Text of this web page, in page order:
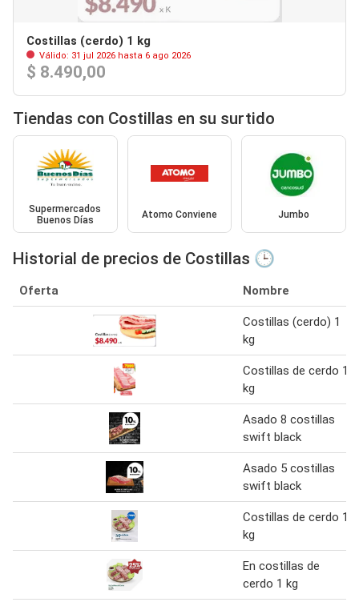
Costillas (cerdo) 1 kg
Válido: 31 jul 2026 hasta 6 ago 2026
$ 8.490,00
Tiendas con Costillas en su surtido
Supermercados
Buenos Días
Atomo Conviene Jumbo
Historial de precios de Costillas 🕒
Oferta Nombre
Costillas (cerdo) 1
kg
Costillas de cerdo 1
kg
Asado 8 costillas
swift black
Asado 5 costillas
swift black
Costillas de cerdo 1
kg
En costillas de
cerdo 1 kg